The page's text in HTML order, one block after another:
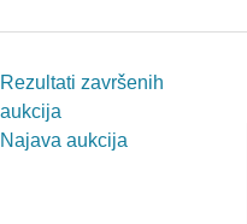
Rezultati završenih
aukcija
Najava aukcija